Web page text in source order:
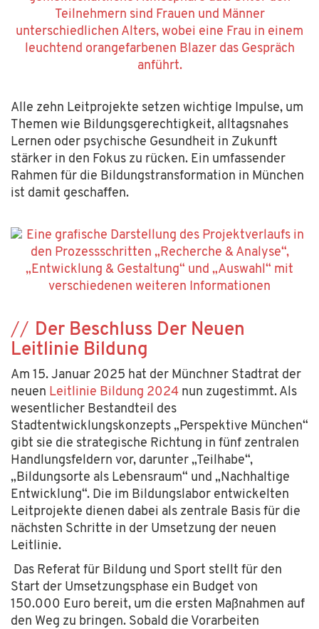
Alle zehn Leitprojekte setzen wichtige Impulse, um
Themen wie Bildungsgerechtigkeit, alltagsnahes
Lernen oder psychische Gesundheit in Zukunft
stärker in den Fokus zu rücken. Ein umfassender
Rahmen für die Bildungstransformation in München
ist damit geschaffen.
Der Beschluss Der Neuen
Leitlinie Bildung
Am 15. Januar 2025 hat der Münchner Stadtrat der
neuen Leitlinie Bildung 2024 nun zugestimmt. Als
wesentlicher Bestandteil des
Stadtentwicklungskonzepts „Perspektive München“
gibt sie die strategische Richtung in fünf zentralen
Handlungsfeldern vor, darunter „Teilhabe“,
„Bildungsorte als Lebensraum“ und „Nachhaltige
Entwicklung“. Die im Bildungslabor entwickelten
Leitprojekte dienen dabei als zentrale Basis für die
nächsten Schritte in der Umsetzung der neuen
Leitlinie.
Das Referat für Bildung und Sport stellt für den
Start der Umsetzungsphase ein Budget von
150.000 Euro bereit, um die ersten Maßnahmen auf
den Weg zu bringen. Sobald die Vorarbeiten